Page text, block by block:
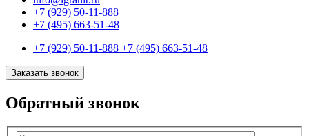
+7 (929) 50-11-888
+7 (495) 663-51-48
+7 (929) 50-11-888 +7 (495) 663-51-48
Заказать звонок
Обратный звонок